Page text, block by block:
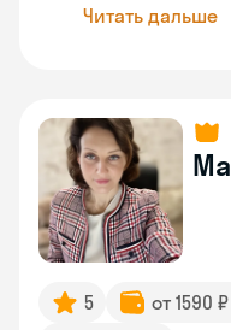
Читать дальше
5 от 1590